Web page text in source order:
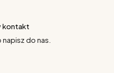
kontakt
do nas.